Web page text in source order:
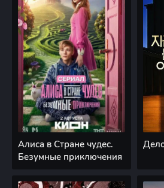
Алиса в Стране чудес.
Безумные приключения